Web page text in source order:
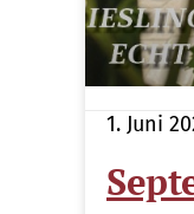
1. Juni